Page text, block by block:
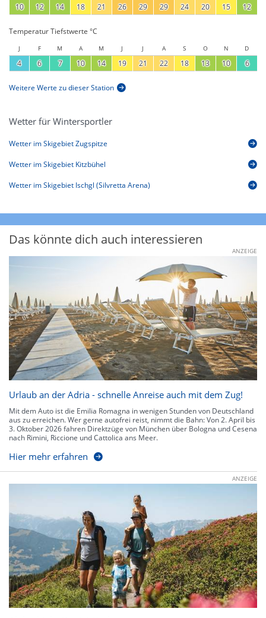
10 12 14 18 21 26 29 29 24 20 15 12
Temperatur Tiefstwerte °C
J F M A M J J A S O N D
4 6 7 10 14 19 21 22 18 13 10 6
Weitere Werte zu dieser Station
Wetter für Wintersportler
Wetter im Skigebiet Zugspitze
Wetter im Skigebiet Kitzbühel
Wetter im Skigebiet Ischgl (Silvretta Arena)
Das könnte dich auch interessieren
ANZEIGE
Urlaub an der Adria - schnelle Anreise auch mit dem Zug!
Mit dem Auto ist die Emilia Romagna in wenigen Stunden von Deutschland
aus zu erreichen. Wer gerne autofrei reist, nimmt die Bahn: Von 2. April bis
3. Oktober 2026 fahren Direktzüge von München über Bologna und Cesena
nach Rimini, Riccione und Cattolica ans Meer.
Hier mehr erfahren
ANZEIGE